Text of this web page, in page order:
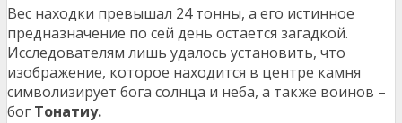
Вес находки превышал 24 тонны, а его истинное
предназначение по сей день остается загадкой.
Исследователям лишь удалось установить, что
изображение, которое находится в центре камня
символизирует бога солнца и неба, а также воинов –
бог Тонатиу.